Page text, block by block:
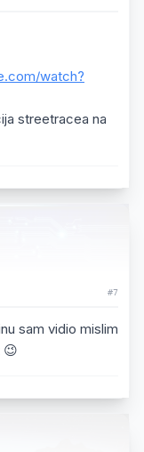
watch?
streetracea na
#7
sam vidio mislim
😉